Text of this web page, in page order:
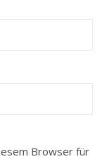
Browser für